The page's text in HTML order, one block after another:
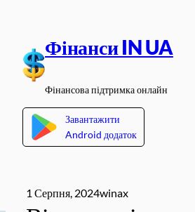
вмісту
Фінанси IN UA
Фінансова підтримка онлайн
Завантажити
Android додаток
1 Серпня, 2024winax